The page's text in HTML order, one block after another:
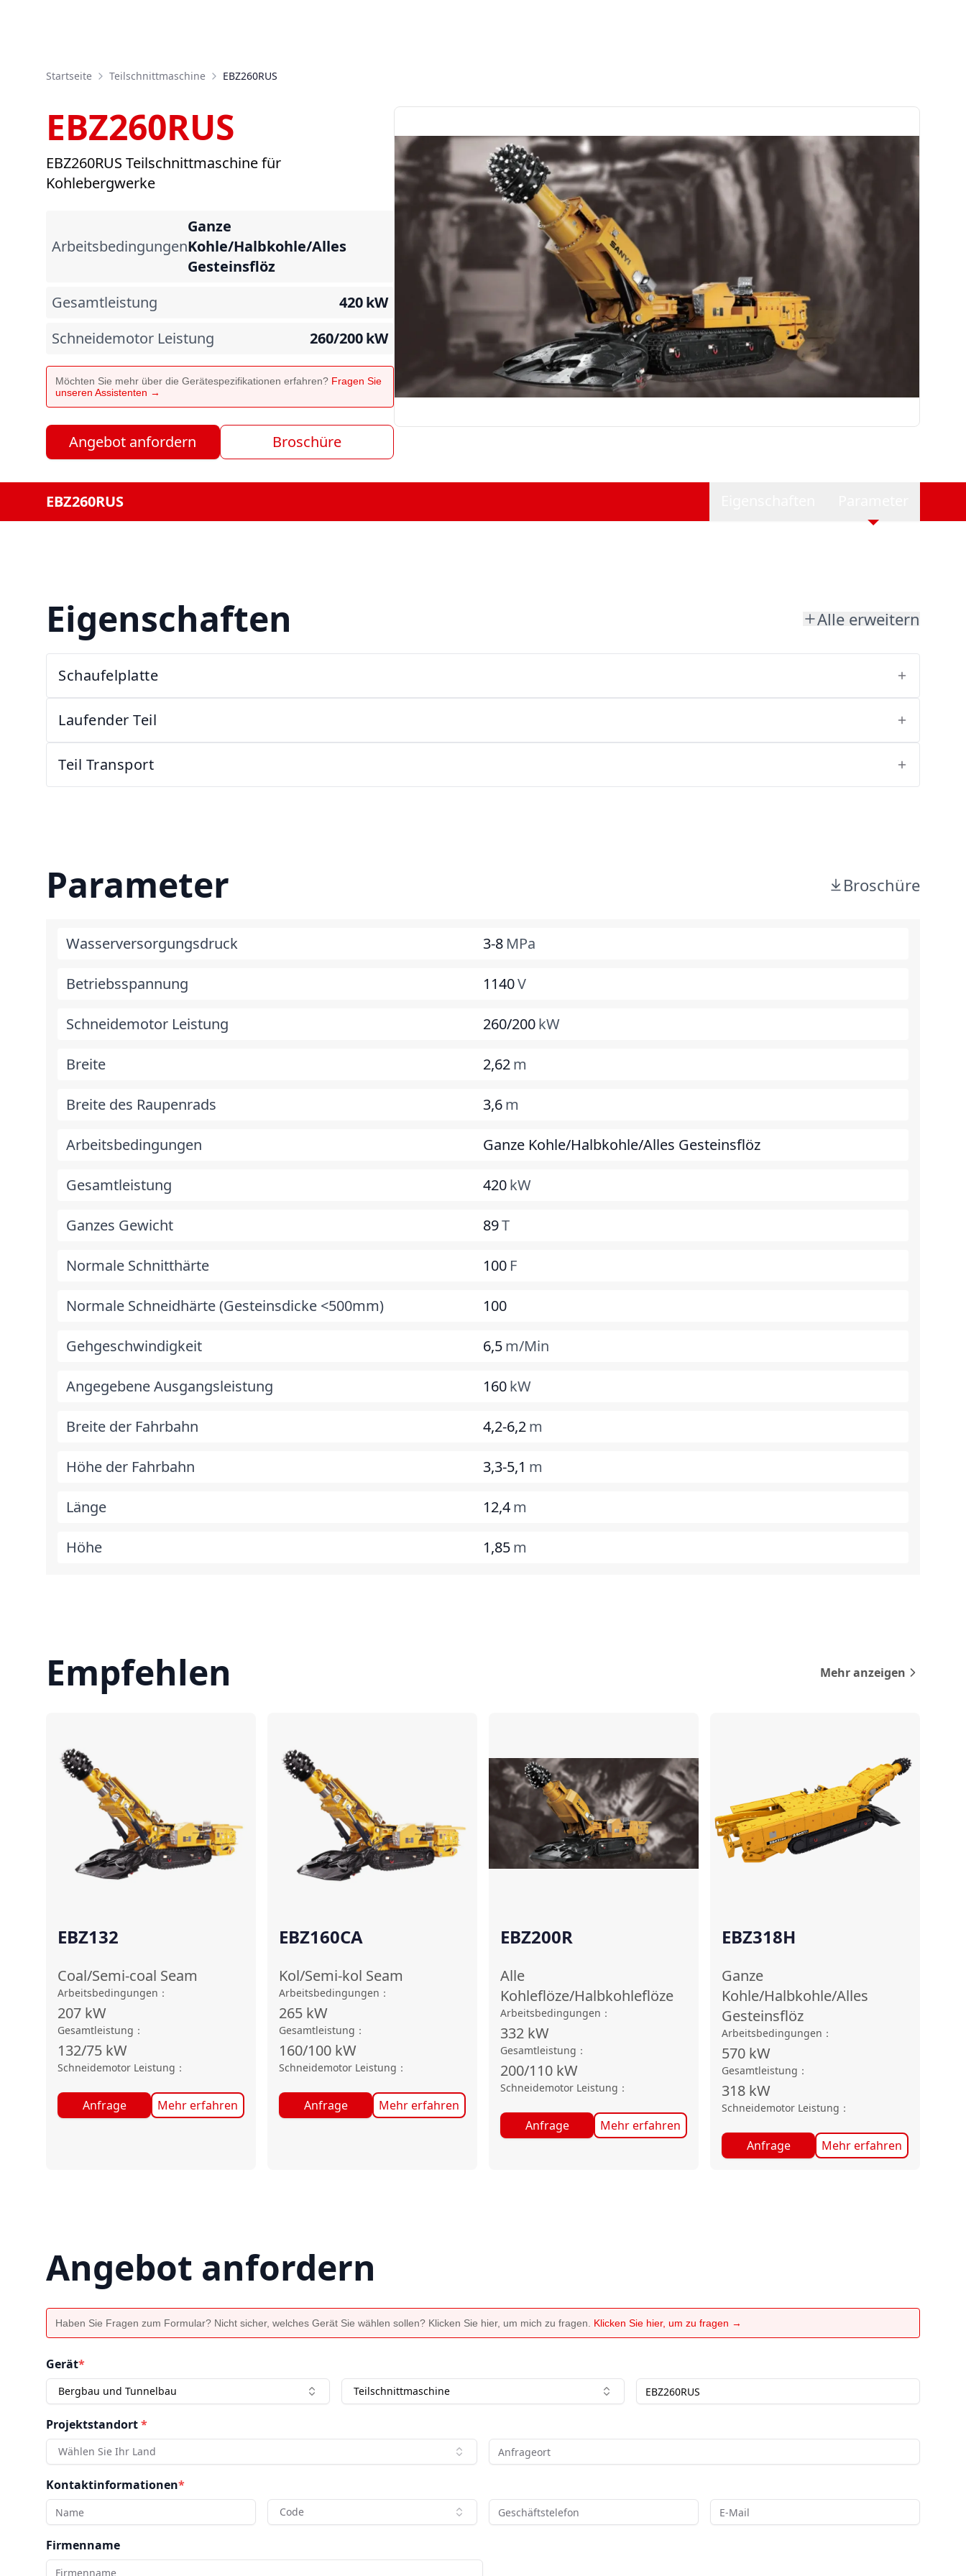
Startseite Teilschnittmaschine EBZ260RUS
EBZ260RUS
EBZ260RUS Teilschnittmaschine für
Kohlebergwerke
Arbeitsbedingungen
Ganze
Kohle/Halbkohle/Alles
Gesteinsflöz
Gesamtleistung
420kW
Schneidemotor Leistung
260/200kW
Möchten Sie mehr über die Gerätespezifikationen erfahren? Fragen Sie
unseren Assistenten →
Angebot anfordern Broschüre
EBZ260RUS
Eigenschaften Alle erweitern
Schaufelplatte
Laufender Teil
Teil Transport
Parameter Broschüre
Wasserversorgungsdruck 3-8 MPa
Betriebsspannung 1140V
Schneidemotor Leistung 260/200kW
Breite 2,62m
Breite des Raupenrads 3,6m
Arbeitsbedingungen Ganze Kohle/Halbkohle/Alles Gesteinsflöz
Gesamtleistung 420kW
Ganzes Gewicht 89T
Normale Schnitthärte 100 F
Normale Schneidhärte (Gesteinsdicke <500mm) 100
Gehgeschwindigkeit 6,5m/Min
Angegebene Ausgangsleistung 160kW
Breite der Fahrbahn 4,2-6,2m
Höhe der Fahrbahn 3,3-5,1 m
Länge 12,4m
Höhe 1,85m
Empfehlen Mehr anzeigen
EBZ132
Coal/Semi-coal Seam
Arbeitsbedingungen ：
207 kW
Gesamtleistung ：
132/75 kW
Schneidemotor Leistung ：
Anfrage Mehr erfahren
EBZ160CA
Kol/Semi-kol Seam
Arbeitsbedingungen ：
265 kW
Gesamtleistung ：
160/100 kW
Schneidemotor Leistung ：
Anfrage Mehr erfahren
EBZ200R
Alle
Kohleflöze/Halbkohleflöze
Arbeitsbedingungen ：
332 kW
Gesamtleistung ：
200/110 kW
Schneidemotor Leistung ：
Anfrage Mehr erfahren
EBZ318H
Ganze
Kohle/Halbkohle/Alles
Gesteinsflöz
Arbeitsbedingungen ：
570 kW
Gesamtleistung ：
318 kW
Schneidemotor Leistung ：
Anfrage Mehr erfahren
Angebot anfordern
Haben Sie Fragen zum Formular? Nicht sicher, welches Gerät Sie wählen sollen? Klicken Sie hier, um mich zu fragen. Klicken Sie hier, um zu fragen →
Gerät*
Bergbau und Tunnelbau Teilschnittmaschine
Projektstandort*
Wählen Sie Ihr Land
Kontaktinformationen*
Code
Firmenname